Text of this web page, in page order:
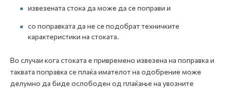
извезената стока да може да се поправи и
со поправката да не се подобрат техничките
карактеристики на стоката.
Во случаи кога стоката е привремено извезена на поправка и
таквата поправка се плаќа имателот на одобрение може
делумно да биде ослободен од плаќање на увозните